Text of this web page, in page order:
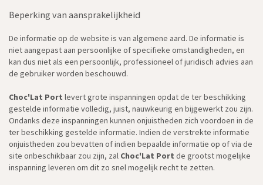
Beperking van aansprakelijkheid
De informatie op de website is van algemene aard. De informatie is
niet aangepast aan persoonlijke of specifieke omstandigheden, en
kan dus niet als een persoonlijk, professioneel of juridisch advies aan
de gebruiker worden beschouwd.
Choc'Lat Port levert grote inspanningen opdat de ter beschikking
gestelde informatie volledig, juist, nauwkeurig en bijgewerkt zou zijn.
Ondanks deze inspanningen kunnen onjuistheden zich voordoen in de
ter beschikking gestelde informatie. Indien de verstrekte informatie
onjuistheden zou bevatten of indien bepaalde informatie op of via de
site onbeschikbaar zou zijn, zal Choc'Lat Port de grootst mogelijke
inspanning leveren om dit zo snel mogelijk recht te zetten.